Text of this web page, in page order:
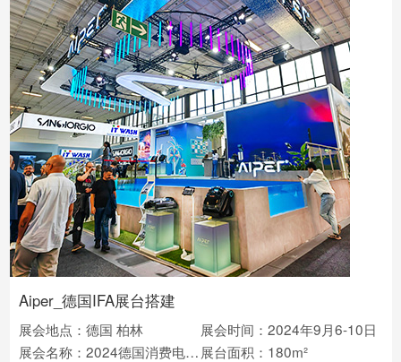
Aiper_德国IFA展台搭建
展会地点：德国 柏林
展会时间：2024年9月6-10日
展会名称：2024德国消费电子展IFA 展台面积：180m²